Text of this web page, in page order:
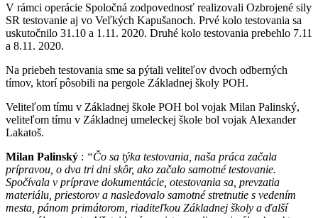
V rámci operácie Spoločná zodpovednosť realizovali Ozbrojené sily
SR testovanie aj vo Veľkých Kapušanoch. Prvé kolo testovania sa
uskutočnilo 31.10 a 1.11. 2020. Druhé kolo testovania prebehlo 7.11
a 8.11. 2020.
Na priebeh testovania sme sa pýtali veliteľov dvoch odberných
tímov, ktorí pôsobili na pergole Základnej školy POH.
Veliteľom tímu v Základnej škole POH bol vojak Milan Palinský,
veliteľom tímu v Základnej umeleckej škole bol vojak Alexander
Lakatoš.
Milan Palinský : “Čo sa týka testovania, naša práca začala
prípravou, o dva tri dni skôr, ako začalo samotné testovanie.
Spočívala v príprave dokumentácie, otestovania sa, prevzatia
materiálu, priestorov a nasledovalo samotné stretnutie s vedením
mesta, pánom primátorom, riaditeľkou Základnej školy a ďalší